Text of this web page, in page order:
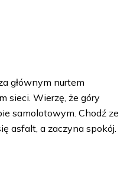
głównym nurtem
sieci. Wierzę, że góry
samolotowym. Chodź ze
asfalt, a zaczyna spokój.